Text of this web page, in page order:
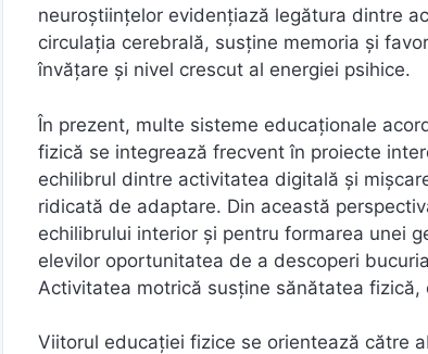
neuroștiințelor evidențiază legătura dintre
circulația cerebrală, susține memoria și
învățare și nivel crescut al energiei psihice.
În prezent, multe sisteme educaționale
fizică se integrează frecvent în proiecte
echilibrul dintre activitatea digitală și
ridicată de adaptare. Din această
echilibrului interior și pentru formarea unei
elevilor oportunitatea de a descoperi
Activitatea motrică susține sănătatea
Viitorul educației fizice se orientează către